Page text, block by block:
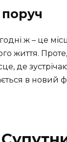
поруч
ж – це
життя.
де
в